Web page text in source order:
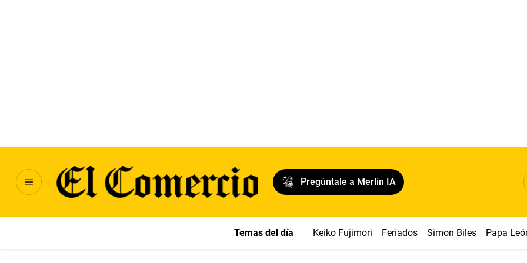
Pregúntale a Merlín IA
Temas del día Keiko Fujimori Feriados Simon Biles Papa